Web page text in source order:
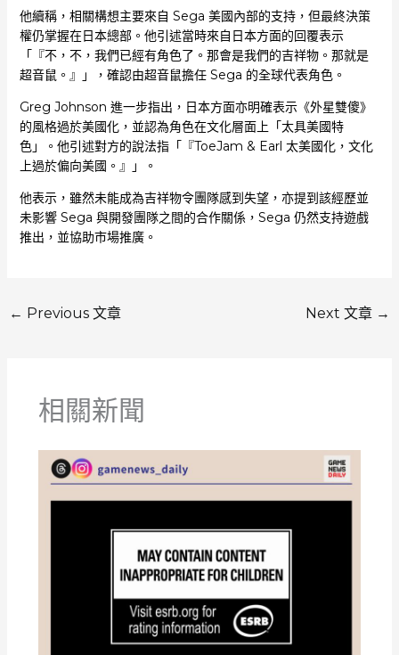
他續稱，相關構想主要來自 Sega 美國內部的支持，但最終決策
權仍掌握在日本總部。他引述當時來自日本方面的回覆表示
「『不，不，我們已經有角色了。那會是我們的吉祥物。那就是
超音鼠。』」，確認由超音鼠擔任 Sega 的全球代表角色。
Greg Johnson 進一步指出，日本方面亦明確表示《外星雙傻》
的風格過於美國化，並認為角色在文化層面上「太具美國特
色」。他引述對方的說法指「『ToeJam & Earl 太美國化，文化
上過於偏向美國。』」。
他表示，雖然未能成為吉祥物令團隊感到失望，亦提到該經歷並
未影響 Sega 與開發團隊之間的合作關係，Sega 仍然支持遊戲
推出，並協助市場推廣。
← Previous 文章 Next 文章 →
相關新聞